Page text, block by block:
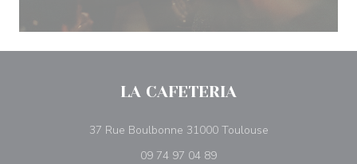
LA CAFETERIA
37 Rue Boulbonne 31000 Toulouse((新しいウィンド
09 74 97 04 89